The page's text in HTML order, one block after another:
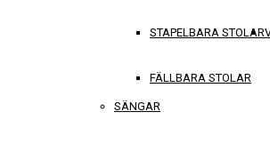
STAPELBARA STOLAR
FÄLLBARA STOLAR
SÄNGAR